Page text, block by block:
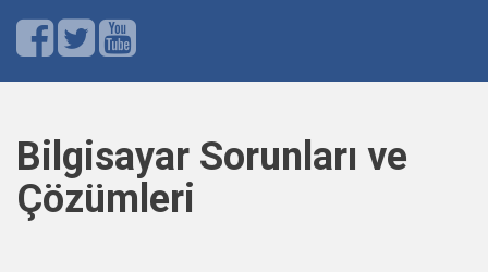
Bilgisayar Sorunları ve
Çözümleri